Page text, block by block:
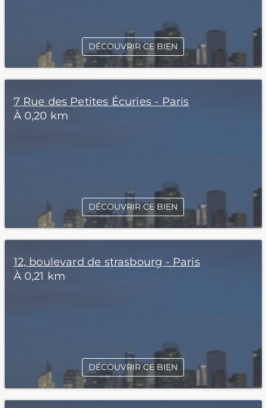
DÉCOUVRIR CE BIEN
7 Rue des Petites Écuries - Paris
À 0,20 km
DÉCOUVRIR CE BIEN
12, boulevard de strasbourg - Paris
À 0,21 km
DÉCOUVRIR CE BIEN